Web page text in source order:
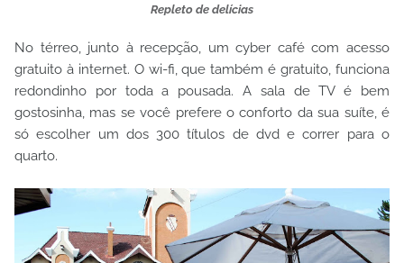
Repleto de delícias
No térreo, junto à recepção, um cyber café com acesso
gratuito à internet. O wi-fi, que também é gratuito, funciona
redondinho por toda a pousada. A sala de TV é bem
gostosinha, mas se você prefere o conforto da sua suíte, é
só escolher um dos 300 títulos de dvd e correr para o
quarto.